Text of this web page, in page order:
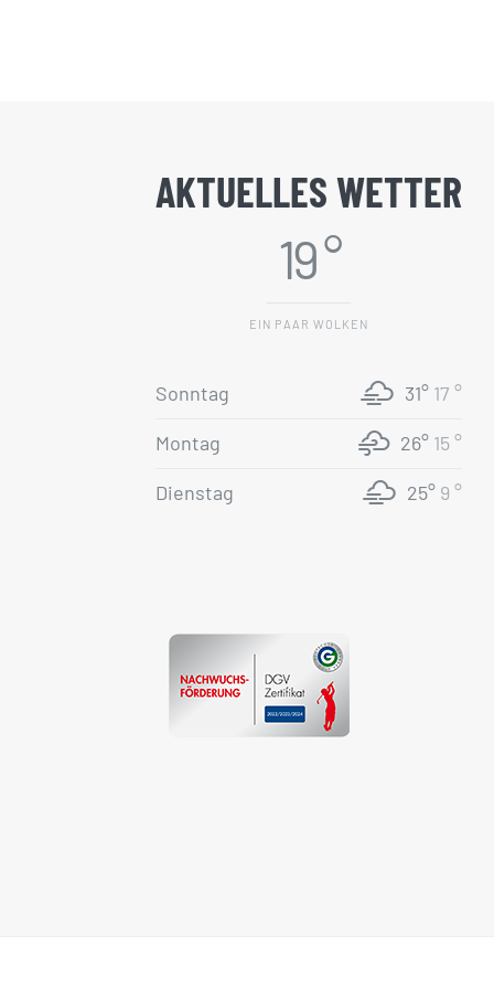
AKTUELLES WETTER
19 °
EIN PAAR WOLKEN
Sonntag 31° 17 °
Montag 26° 15 °
Dienstag 25° 9 °